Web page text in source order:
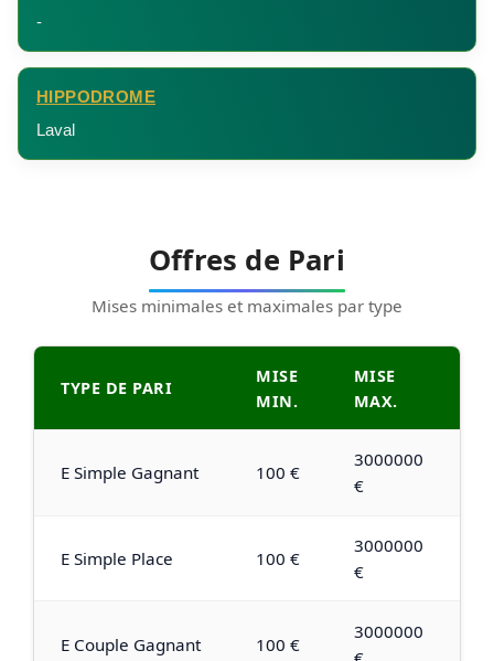
-
HIPPODROME
Laval
Offres de Pari
Mises minimales et maximales par type
TYPE DE PARI
MISE
MIN.
MISE
MAX.
E Simple Gagnant 100 €
3000000
€
E Simple Place 100 €
3000000
€
E Couple Gagnant 100 €
3000000